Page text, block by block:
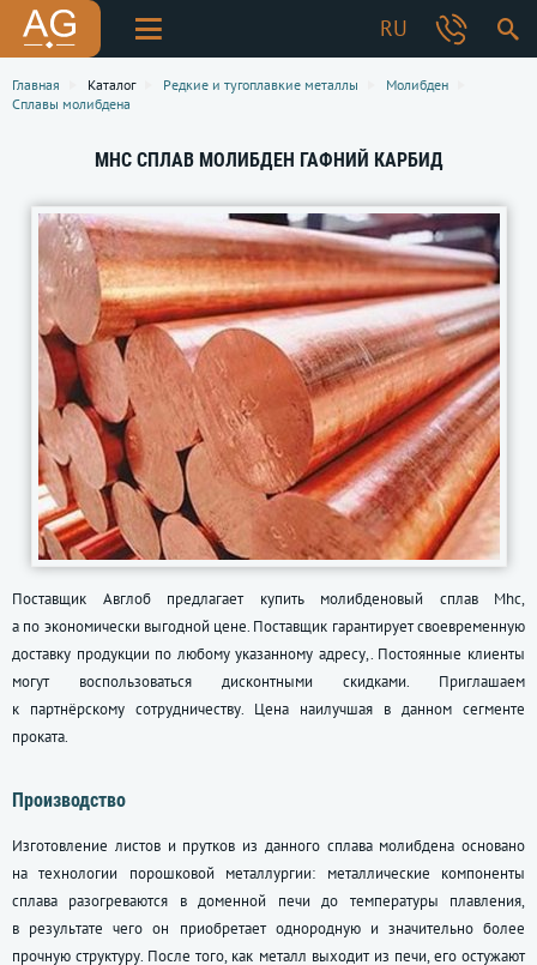
RU
Главная Каталог Редкие и тугоплавкие металлы
Молибден
Сплавы молибдена
MHC СПЛАВ МОЛИБДЕН ГАФНИЙ КАРБИД
Поставщик Авглоб предлагает купить молибденовый сплав Mhc,
а по экономически выгодной цене. Поставщик гарантирует своевременную
доставку продукции по любому указанному адресу,. Постоянные клиенты
могут воспользоваться дисконтными скидками. Приглашаем
к партнёрскому сотрудничеству. Цена наилучшая в данном сегменте
проката.
Производство
Изготовление листов и прутков из данного сплава молибдена основано
на технологии порошковой металлургии: металлические компоненты
сплава разогреваются в доменной печи до температуры плавления,
в результате чего он приобретает однородную и значительно более
прочную структуру. После того, как металл выходит из печи, его остужают